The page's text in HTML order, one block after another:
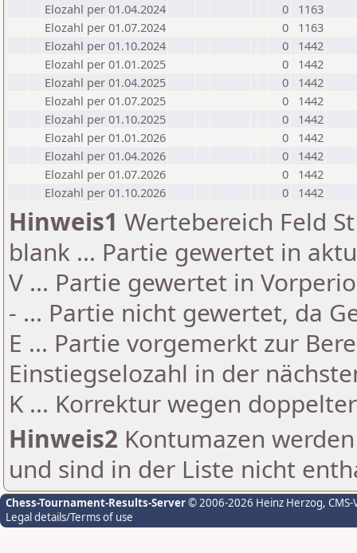
Elozahl per 01.04.2024
0
1163
Elozahl per 01.07.2024
0
1163
Elozahl per 01.10.2024
0
1442
Elozahl per 01.01.2025
0
1442
Elozahl per 01.04.2025
0
1442
Elozahl per 01.07.2025
0
1442
Elozahl per 01.10.2025
0
1442
Elozahl per 01.01.2026
0
1442
Elozahl per 01.04.2026
0
1442
Elozahl per 01.07.2026
0
1442
Elozahl per 01.10.2026
0 1442
Hinweis1 Wertebereich Feld
blank ... Partie gewertet in
V ... Partie gewertet in
- ... Partie nicht gewertet, da
E ... Partie vorgemerkt zur
Einstiegselozahl in der
K ... Korrektur wegen
Hinweis2 Kontumazen
und sind in der Liste nicht
Chess-Tournament-Results-Server© 2006-2026 Heinz Herzog,
Legal details/Terms of use